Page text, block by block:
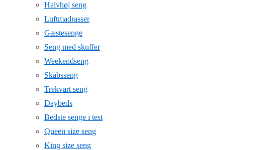
Halvhøj seng
Luftmadrasser
Gæstesenge
Seng med skuffer
Weekendseng
Skabsseng
Trekvart seng
Daybeds
Bedste senge i test
Queen size seng
King size seng